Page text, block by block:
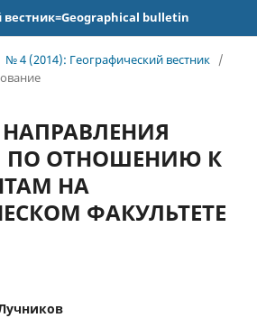
вестник=Geographical bulletin
№ 4 (2014): Географический вестник /
ПО ОТНОШЕНИЮ К
НА
ФАКУЛЬТЕТЕ